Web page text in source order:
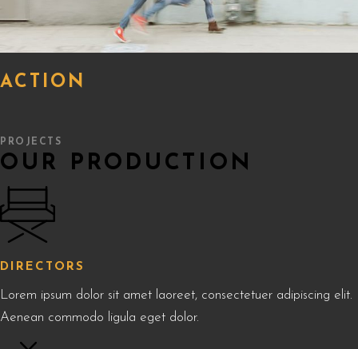
ACTION
PROJECTS
OUR PRODUCTION
DIRECTORS
Lorem ipsum dolor sit amet laoreet, consectetuer adipiscing elit.
Aenean commodo ligula eget dolor.